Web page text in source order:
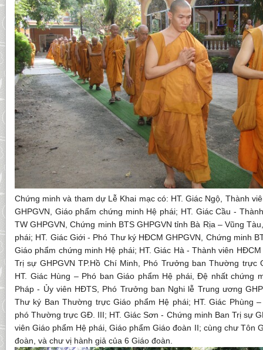
Chứng minh và tham dự Lễ Khai mạc có: HT. Giác Ngộ, Thành
GHPGVN, Giáo phẩm chứng minh Hệ phái; HT. Giác Cầu -
TW GHPGVN, Chứng minh BTS GHPGVN tỉnh Bà Rịa – Vũng
phái; HT. Giác Giới - Phó Thư ký HĐCM GHPGVN, Chứng minh
Giáo phẩm chứng minh Hệ phái; HT. Giác Hà - Thành viên
Trị sự GHPGVN TP.Hồ Chí Minh, Phó Trưởng ban Thường trực
HT. Giác Hùng – Phó ban Giáo phẩm Hệ phái, Đệ nhất chứng
Pháp - Ủy viên HĐTS, Phó Trưởng ban Nghi lễ Trung ương
Thư ký Ban Thường trực Giáo phẩm Hệ phái; HT. Giác Phùng
phó Thường trực GĐ. III; HT. Giác Sơn - Chứng minh Ban Trị sự
viên Giáo phẩm Hệ phái, Giáo phẩm Giáo đoàn II; cùng chư Tôn
đoàn, và chư vị hành giả của 6 Giáo đoàn.